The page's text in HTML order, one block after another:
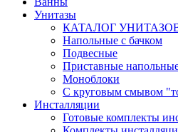
Унитазы
КАТАЛОГ
Напольные с бачком
Подвесные
Приставные
Моноблоки
С круговым смывом
Инсталляции
Готовые комплекты